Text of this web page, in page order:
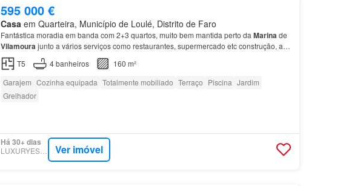
595 000 €
Casa em Quarteira, Município de Loulé, Distrito de Faro
Fantástica moradia em banda com 2+3 quartos, muito bem mantida perto da Marinade
Vilamourajunto a vários serviços como restaurantes, supermercado etc construção, ao
entrar na propriedade encontramos dois quartos, uma casa d…
T5 4banheiros
160 m²
Garajem Cozinha equipada Totalmente mobiliado Terraço Piscina Jardim
Grelhador
Há 30+ dias
LUXURYESTATE Ver imóvel